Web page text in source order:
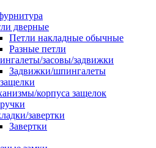
дверные
Петли накладные обычные
Разные петли
засовы/задвижки
Задвижки/шпингалеты
корпуса защелок
завертки
Завертки